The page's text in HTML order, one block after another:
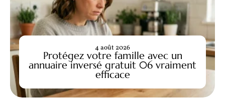
Protégez votre famille avec un
annuaire inversé gratuit 06 vraiment
efficace
4 août 2026